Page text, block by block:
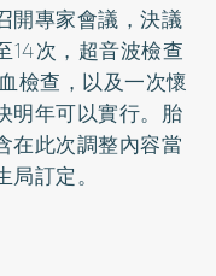
開專家會議，決議
14次，超音波檢查
檢查，以及一次懷
明年可以實行。胎
在此次調整內容當
訂定。